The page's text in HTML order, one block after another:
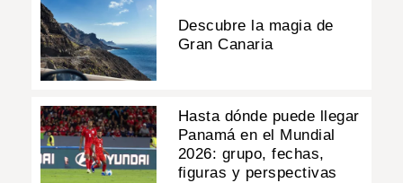
Descubre la magia de
Gran Canaria
Hasta dónde puede llegar
Panamá en el Mundial
2026: grupo, fechas,
figuras y perspectivas